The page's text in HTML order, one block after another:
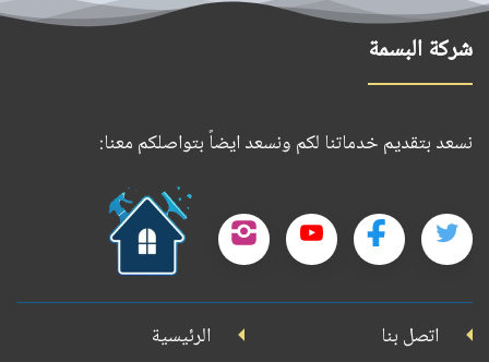
شركة البسمة
نسعد بتقديم خدماتنا لكم ونسعد ايضاً بتواصلكم معنا:
تابعنا
تويتر
تابعنا
تابعنا
تابعنا
إنستجرام
جوجل
اتصل بنا
الرئيسية